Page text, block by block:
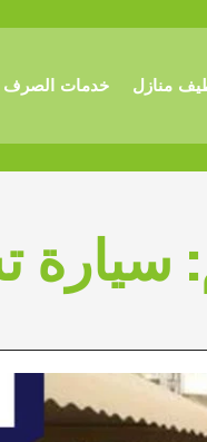
منازل خدمات
سيارة